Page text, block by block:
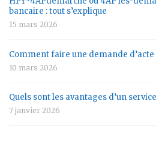
bancaire : tout s’explique
15 mars 2026
Comment faire une demande d’acte
10 mars 2026
Quels sont les avantages d’un
7 janvier 2026